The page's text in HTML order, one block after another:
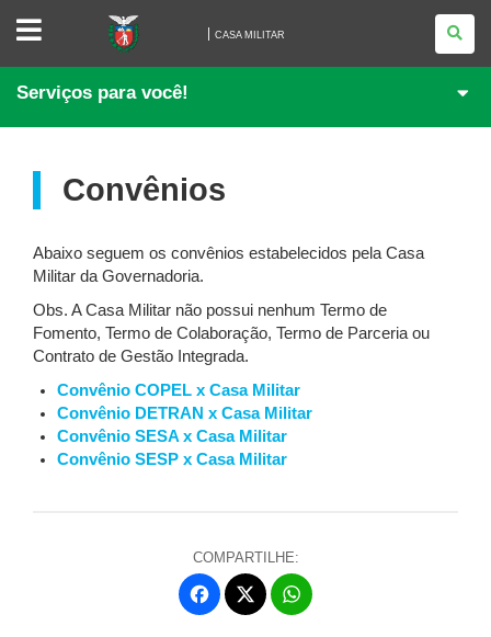
MILITAR
CASA MILITAR
Serviços para você!
Convênios
Abaixo seguem os convênios estabelecidos pela Casa
Militar da Governadoria.
Obs. A Casa Militar não possui nenhum Termo de
Fomento, Termo de Colaboração, Termo de Parceria ou
Contrato de Gestão Integrada.
Convênio COPEL x Casa Militar
Convênio DETRAN x Casa Militar
Convênio SESA x Casa Militar
Convênio SESP x Casa Militar
COMPARTILHE:
Fa
ce